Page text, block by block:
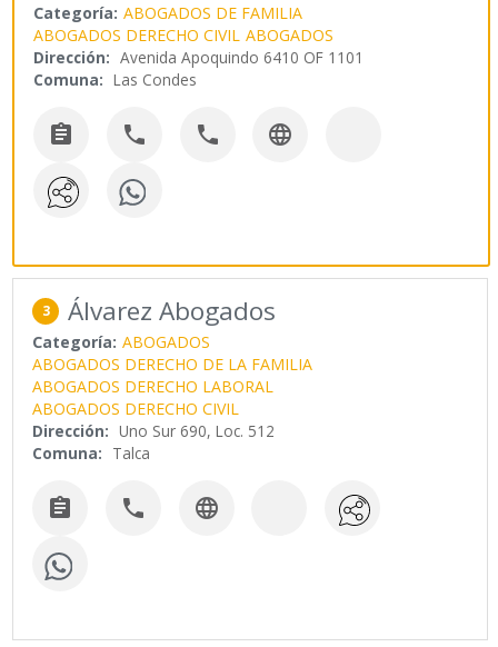
Categoría: ABOGADOS DE FAMILIA
ABOGADOS DERECHO CIVIL ABOGADOS
Dirección: Avenida Apoquindo 6410 OF 1101
Comuna: Las Condes
   
3 Álvarez Abogados
Categoría: ABOGADOS
ABOGADOS DERECHO DE LA FAMILIA
ABOGADOS DERECHO LABORAL
ABOGADOS DERECHO CIVIL
Dirección: Uno Sur 690, Loc. 512
Comuna: Talca
  